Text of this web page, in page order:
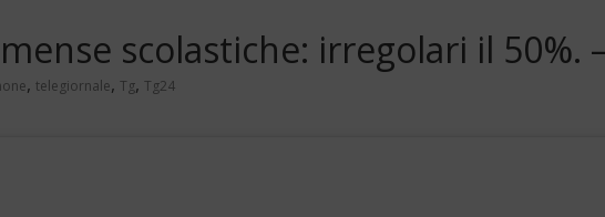
scolastiche: irregolari il 50%.
, telegiornale, Tg, Tg24